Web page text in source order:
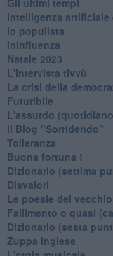
Intelligenza artificiale
Io populista
Ininfluenza
Natale 2023
L'intervista tivvù
La crisi della
Futuribile
L'assurdo
Il Blog "Sorridendo"
Tolleranza
Buona fortuna !
​Dizionario (settima
Disvalori
Le poesie del
Fallimento o quasi
Dizionario (sesta
Zuppa inglese